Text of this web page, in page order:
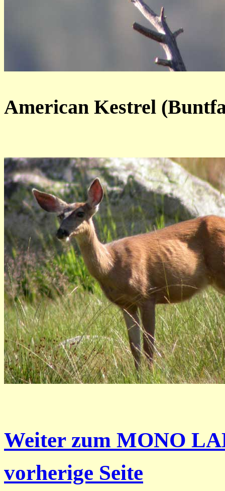
American Kestrel
Weiter zum MONO
vorherige Seite